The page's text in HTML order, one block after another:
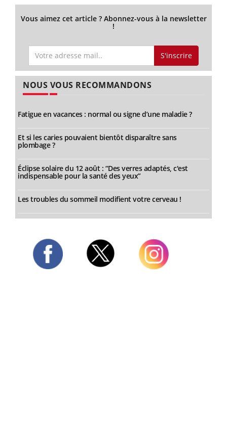
Vous aimez cet article ? Abonnez-vous à la newsletter
!
S'inscrire
NOUS VOUS RECOMMANDONS
Fatigue en vacances : normal ou signe d’une maladie ?
Et si les caries pouvaient bientôt disparaître sans
plombage ?
Éclipse solaire du 12 août : “Des verres adaptés, c'est
indispensable pour la santé des yeux”
Les troubles du sommeil modifient votre cerveau !